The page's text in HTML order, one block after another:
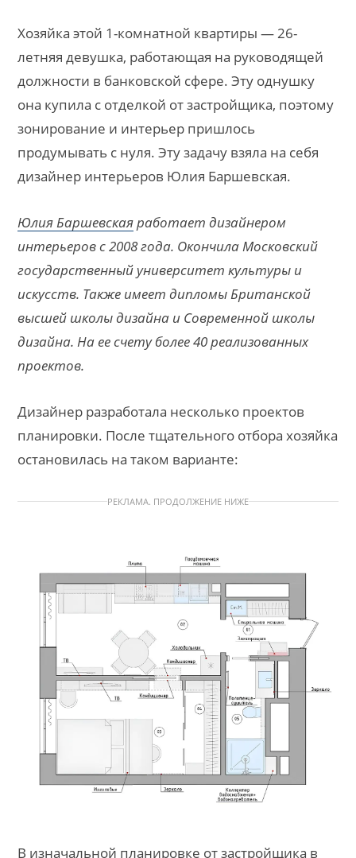
Хозяйка этой 1-комнатной квартиры — 26-
летняя девушка, работающая на руководящей
должности в банковской сфере. Эту однушку
она купила с отделкой от застройщика, поэтому
зонирование и интерьер пришлось
продумывать с нуля. Эту задачу взяла на себя
дизайнер интерьеров Юлия Баршевская.
Юлия Баршевскаяработает дизайнером
интерьеров с 2008 года. Окончила Московский
государственный университет культуры и
искусств. Также имеет дипломы Британской
высшей школы дизайна и Современной школы
дизайна. На ее счету более 40 реализованных
проектов.
Дизайнер разработала несколько проектов
планировки. После тщательного отбора хозяйка
остановилась на таком варианте:
РЕКЛАМА. ПРОДОЛЖЕНИЕ НИЖЕ
В изначальной планировке от застройщика в